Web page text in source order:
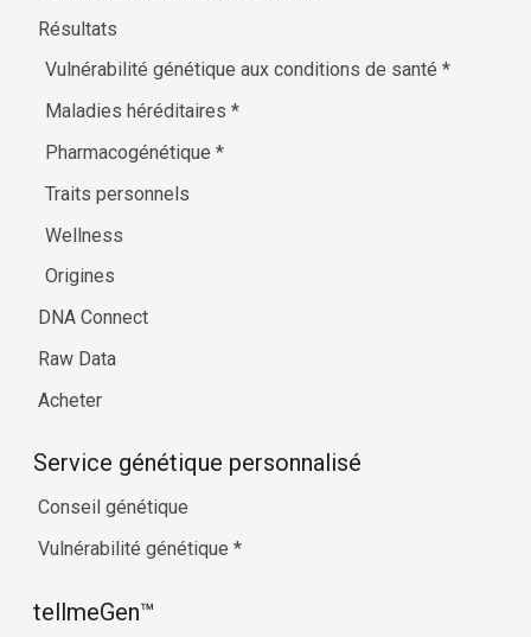
Résultats
Vulnérabilité génétique aux conditions de santé*
Maladies héréditaires*
Pharmacogénétique*
Traits personnels
Wellness
Origines
DNA Connect
Raw Data
Acheter
Service génétique personnalisé
Conseil génétique
Vulnérabilité génétique *
tellmeGen™